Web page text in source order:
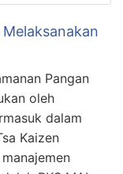
Pangan
oleh
dalam
Kaizen